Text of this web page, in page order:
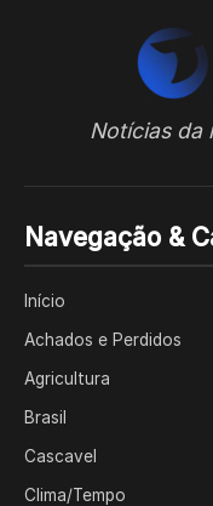
Notícias da
Navegação &
Início
Achados e Perdidos
Agricultura
Brasil
Cascavel
Clima/Tempo